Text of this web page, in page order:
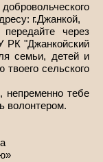
г.Джанкой,
через
РК "Джанкойский
семьи, детей и
сельского
непременно тебе
волонтером.